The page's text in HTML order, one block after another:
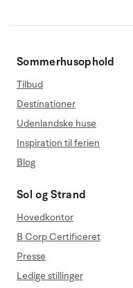
Sommerhusophold
Tilbud
Destinationer
Udenlandske huse
Inspiration til ferien
Blog
Sol og Strand
Hovedkontor
B Corp Certificeret
Presse
Ledige stillinger